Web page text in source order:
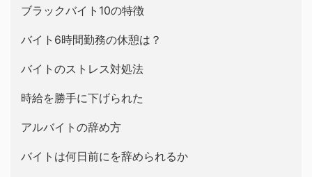
ブラックバイト10の特徴
バイト6時間勤務の休憩は？
バイトのストレス対処法
時給を勝手に下げられた
アルバイトの辞め方
バイトは何日前にを辞められるか